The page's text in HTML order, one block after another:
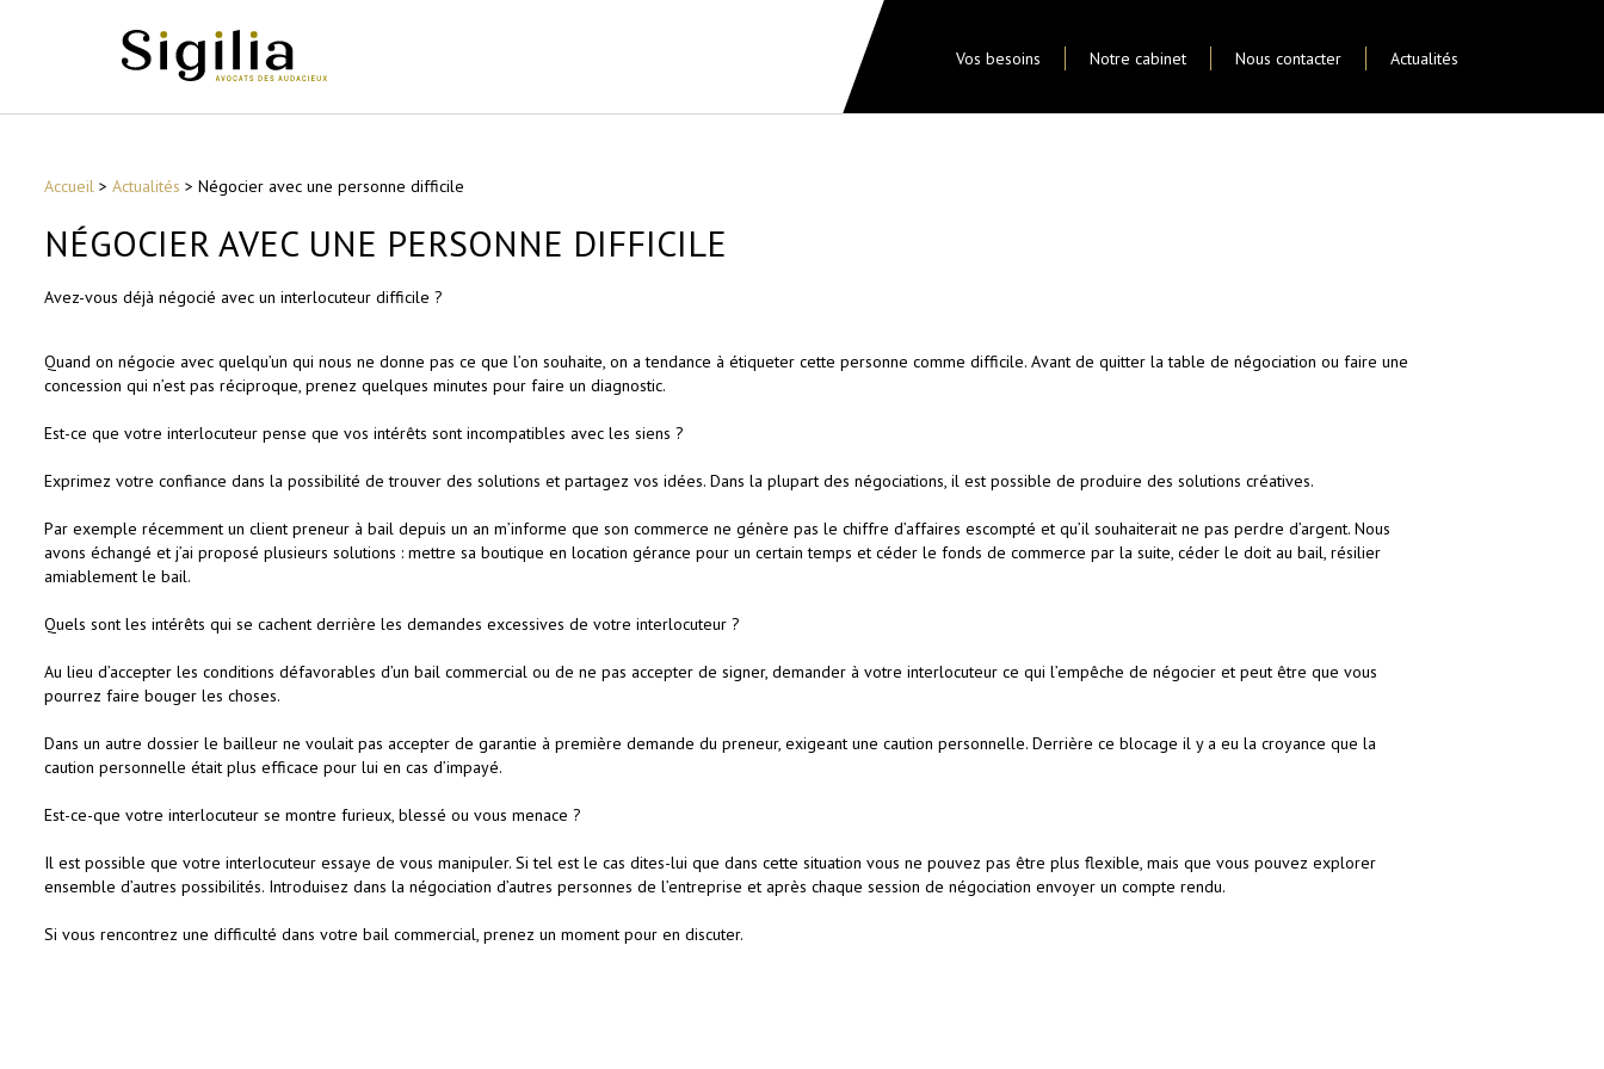
Vos besoins Notre cabinet Nous contacter Actualités
Accueil > Actualités > Négocier avec une personne difficile
NÉGOCIER AVEC UNE PERSONNE DIFFICILE
Avez-vous déjà négocié avec un interlocuteur difficile ?
Quand on négocie avec quelqu’un qui nous ne donne pas ce que l’on souhaite, on a tendance à étiqueter cette personne comme difficile. Avant de quitter la table de négociation ou faire une
concession qui n’est pas réciproque, prenez quelques minutes pour faire un diagnostic.
Est-ce que votre interlocuteur pense que vos intérêts sont incompatibles avec les siens ?
Exprimez votre confiance dans la possibilité de trouver des solutions et partagez vos idées. Dans la plupart des négociations, il est possible de produire des solutions créatives.
Par exemple récemment un client preneur à bail depuis un an m’informe que son commerce ne génère pas le chiffre d’affaires escompté et qu’il souhaiterait ne pas perdre d’argent. Nous
avons échangé et j’ai proposé plusieurs solutions : mettre sa boutique en location gérance pour un certain temps et céder le fonds de commerce par la suite, céder le doit au bail, résilier
amiablement le bail.
Quels sont les intérêts qui se cachent derrière les demandes excessives de votre interlocuteur ?
Au lieu d’accepter les conditions défavorables d’un bail commercial ou de ne pas accepter de signer, demander à votre interlocuteur ce qui l’empêche de négocier et peut être que vous
pourrez faire bouger les choses.
Dans un autre dossier le bailleur ne voulait pas accepter de garantie à première demande du preneur, exigeant une caution personnelle. Derrière ce blocage il y a eu la croyance que la
caution personnelle était plus efficace pour lui en cas d’impayé.
Est-ce-que votre interlocuteur se montre furieux, blessé ou vous menace ?
Il est possible que votre interlocuteur essaye de vous manipuler. Si tel est le cas dites-lui que dans cette situation vous ne pouvez pas être plus flexible, mais que vous pouvez explorer
ensemble d’autres possibilités. Introduisez dans la négociation d’autres personnes de l’entreprise et après chaque session de négociation envoyer un compte rendu.
Si vous rencontrez une difficulté dans votre bail commercial, prenez un moment pour en discuter.